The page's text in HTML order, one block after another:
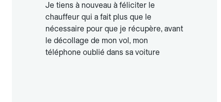
Je tiens à nouveau à féliciter le
chauffeur qui a fait plus que le
nécessaire pour que je récupère, avant
le décollage de mon vol, mon
téléphone oublié dans sa voiture